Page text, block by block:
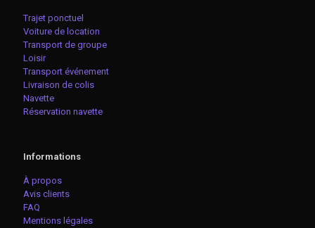
Trajet ponctuel
Voiture de location
Transport de groupe
Loisir
Transport événement
Livraison de colis
Navette
Réservation navette
Informations
À propos
Avis clients
FAQ
Mentions légales